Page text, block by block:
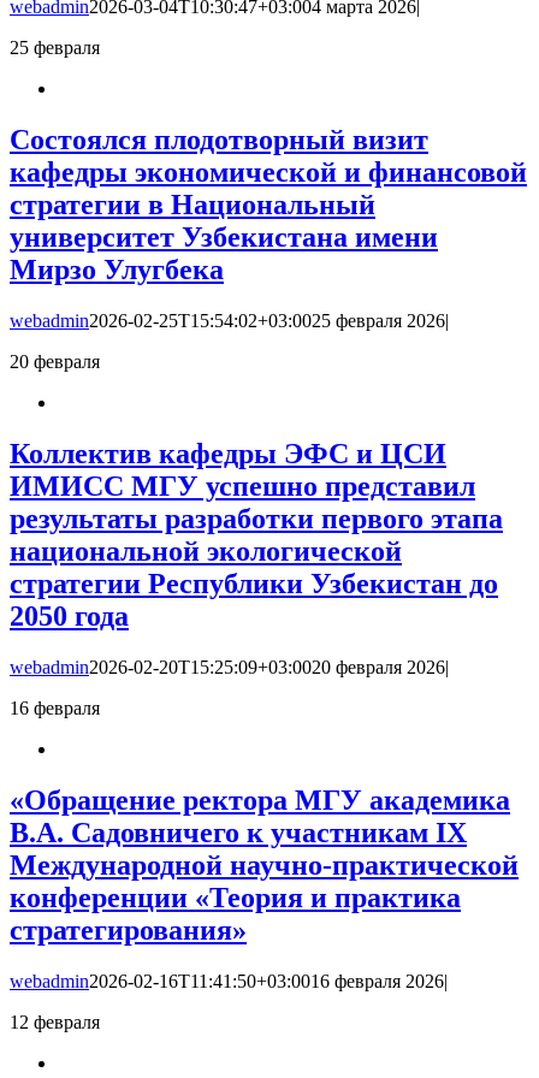
webadmin2026-03-04T10:30:47+03:004 марта 2026
25 февраля
Состоялся плодотворный визит
кафедры экономической и финансовой
стратегии в Национальный
университет Узбекистана имени
Мирзо Улугбека
webadmin2026-02-25T15:54:02+03:0025 февраля 2026|
20 февраля
Коллектив кафедры ЭФС и ЦСИ
ИМИСС МГУ успешно представил
результаты разработки первого этапа
национальной экологической
стратегии Республики Узбекистан до
2050 года
webadmin2026-02-20T15:25:09+03:0020 февраля 2026|
16 февраля
«Обращение ректора МГУ академика
В.А. Садовничего к участникам IX
Международной научно-практической
конференции «Теория и практика
стратегирования»
webadmin2026-02-16T11:41:50+03:0016 февраля 2026|
12 февраля